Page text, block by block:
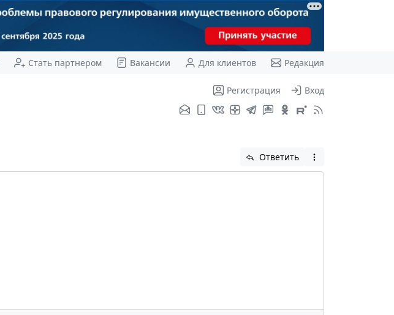
Стать партнером Вакансии Для клиентов Редакция
Регистрация Вход
Ответить